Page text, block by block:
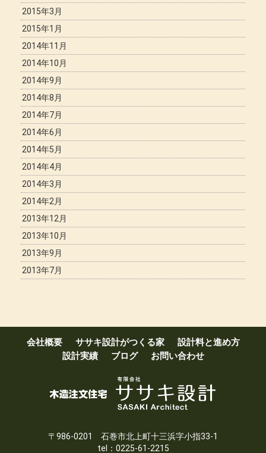
2015年3月
2015年1月
2014年11月
2014年10月
2014年9月
2014年8月
2014年7月
2014年6月
2014年5月
2014年4月
2014年3月
2014年2月
2013年12月
2013年10月
2013年9月
2013年7月
会社概要 ササキ設計がつくる家
設計料と進め方
設計実績
ブログ お問い合わせ
〒986-0201 石巻市北上町十三浜字小指33-1
tel：0225-61-2215